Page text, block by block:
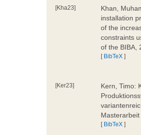
[Kha23]
Khan,
installation
of the
constraints
of the BIBA,
[ BibTeX ]
[Ker23]
Kern, Timo:
[ BibTeX ]